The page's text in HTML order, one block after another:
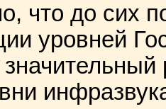
что до сих
уровней